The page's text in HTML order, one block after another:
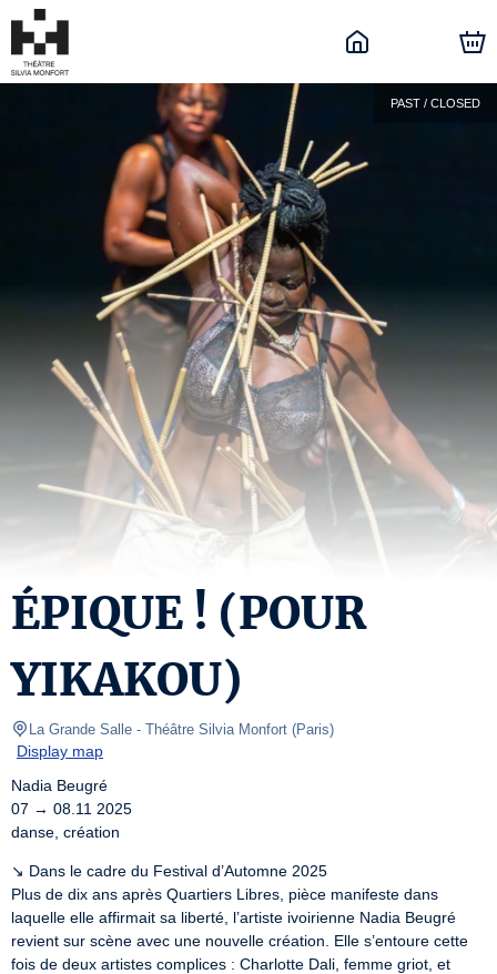
PAST / CLOSED
ÉPIQUE ! (POUR
YIKAKOU)
La Grande Salle - Théâtre Silvia Monfort (Paris)
Display map
Nadia Beugré
07 → 08.11 2025
danse, création
↘ Dans le cadre du Festival d’Automne 2025
Plus de dix ans après Quartiers Libres, pièce manifeste dans
laquelle elle affirmait sa liberté, l’artiste ivoirienne Nadia Beugré
revient sur scène avec une nouvelle création. Elle s’entoure cette
fois de deux artistes complices : Charlotte Dali, femme griot, et